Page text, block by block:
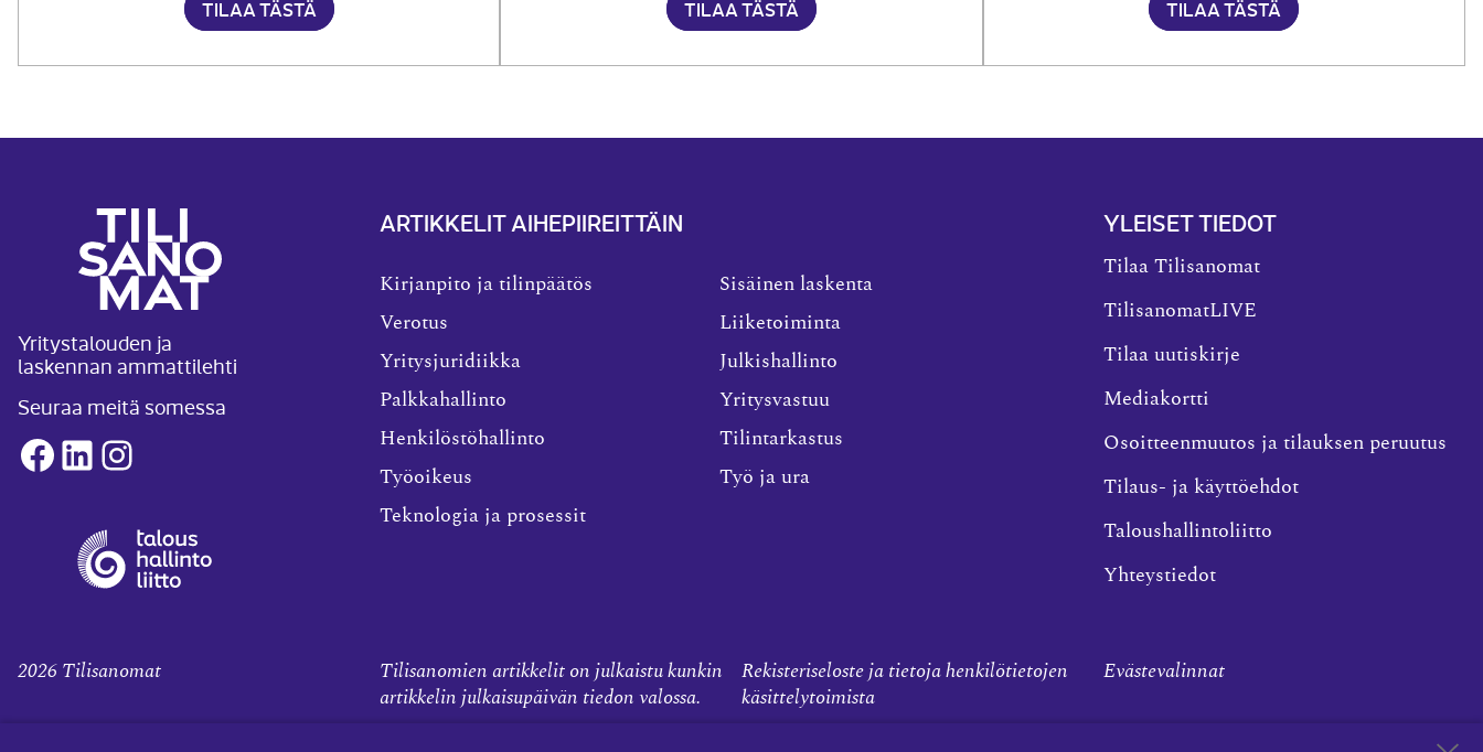
TILAA TÄSTÄ TILAA TÄSTÄ TILAA TÄSTÄ
Yritystalouden ja
laskennan ammattilehti
Seuraa meitä somessa
Facebook
LinkedInInstagram
ARTIKKELIT AIHEPIIREITTÄIN
Kirjanpito ja tilinpäätös
Verotus
Yritysjuridiikka
Palkkahallinto
Henkilöstöhallinto
Työoikeus
Teknologia ja prosessit
Sisäinen laskenta
Liiketoiminta
Julkishallinto
Yritysvastuu
Tilintarkastus
Työ ja ura
YLEISET TIEDOT
Tilaa Tilisanomat
TilisanomatLIVE
Tilaa uutiskirje
Mediakortti
Osoitteenmuutos ja tilauksen peruutus
Tilaus- ja käyttöehdot
Taloushallintoliitto
Yhteystiedot
2026 Tilisanomat
Tilisanomien artikkelit on julkaistu kunkin
artikkelin julkaisupäivän tiedon valossa.
Rekisteriseloste ja tietoja henkilötietojen
käsittelytoimista
Evästevalinnat